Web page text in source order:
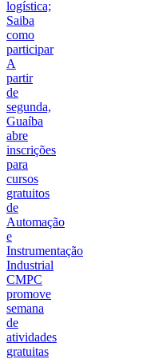
logística;
Saiba
como
participar
A
partir
de
segunda,
Guaíba
abre
inscrições
para
cursos
gratuitos
de
Automação
e
Instrumentação
Industrial
CMPC
promove
semana
de
atividades
gratuitas